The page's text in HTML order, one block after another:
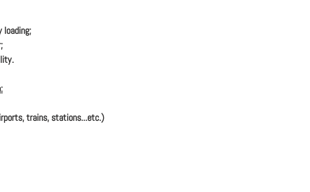
loading;
trains, stations...etc.)